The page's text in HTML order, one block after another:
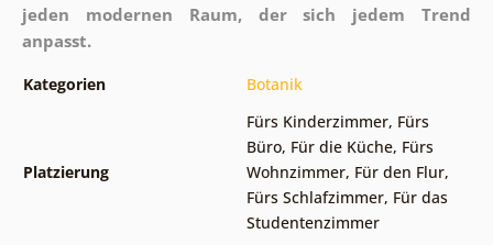
jeden modernen Raum, der sich jedem Trend
anpasst.
Kategorien Botanik
Platzierung
Fürs Kinderzimmer, Fürs
Büro, Für die Küche, Fürs
Wohnzimmer, Für den Flur,
Fürs Schlafzimmer, Für das
Studentenzimmer